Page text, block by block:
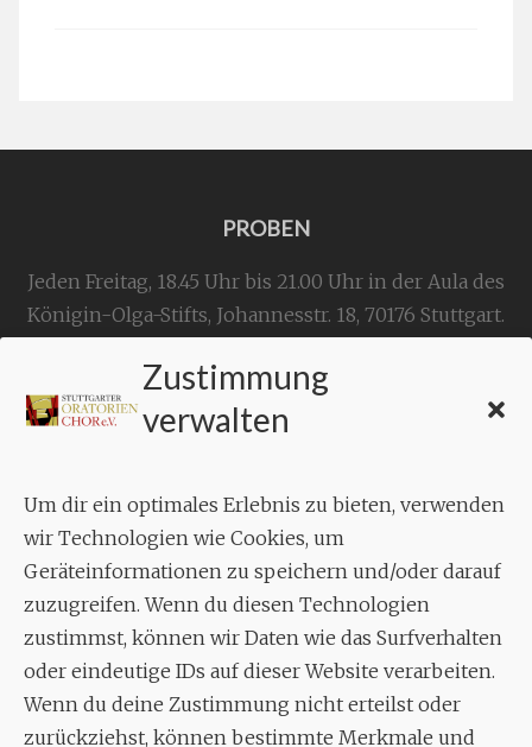
Zustimmung
verwalten
Um dir ein optimales Erlebnis zu bieten, verwenden
wir Technologien wie Cookies, um
Geräteinformationen zu speichern und/oder darauf
zuzugreifen. Wenn du diesen Technologien
zustimmst, können wir Daten wie das Surfverhalten
oder eindeutige IDs auf dieser Website verarbeiten.
Wenn du deine Zustimmung nicht erteilst oder
zurückziehst, können bestimmte Merkmale und
PROBEN
Jeden Freitag, 18.45 Uhr bis 21.00 Uhr in der Aula des
Königin-Olga-Stifts, Johannesstr. 18, 70176 Stuttgart.
KONTAKT
Geschäftsstelle:
Aixheimer Str. 18
70619 Stuttgart
MUSIK
Musikalischer Leiter:
Enrico Trummer
Tel.+49 (0)177 / 34 23 57 1